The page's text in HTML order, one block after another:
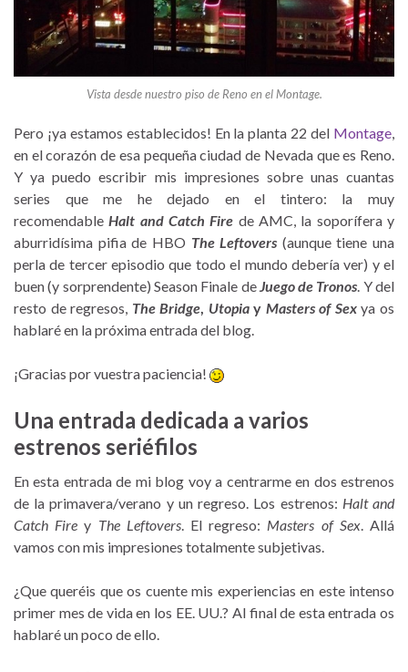
Vista desde nuestro piso de Reno en el Montage.
Pero ¡ya estamos establecidos! En la planta 22 del Montage,
en el corazón de esa pequeña ciudad de Nevada que es Reno.
Y ya puedo escribir mis impresiones sobre unas cuantas
series que me he dejado en el tintero: la muy
recomendableHalt and Catch Fire de AMC, la soporífera y
aburridísima pifia de HBO The Leftovers (aunque tiene una
perla de tercer episodio que todo el mundo debería ver) y el
buen (y sorprendente) Season Finale deJuego de Tronos. Y del
resto de regresos, The Bridge, Utopiay Masters of Sexya os
hablaré en la próxima entrada del blog.
¡Gracias por vuestra paciencia!
Una entrada dedicada a varios
estrenos seriéfilos
En esta entrada de mi blog voy a centrarme en dos estrenos
de la primavera/verano y un regreso. Los estrenos: Halt and
Catch Fire y The Leftovers. El regreso: Masters of Sex. Allá
vamos con mis impresiones totalmente subjetivas.
¿Que queréis que os cuente mis experiencias en este intenso
primer mes de vida en los EE. UU.? Al final de esta entrada os
hablaré un poco de ello.